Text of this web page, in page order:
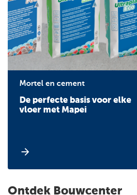
De perfecte basis voor elke
vloer met Mapei
Mortel en cement
Ontdek Bouwcenter